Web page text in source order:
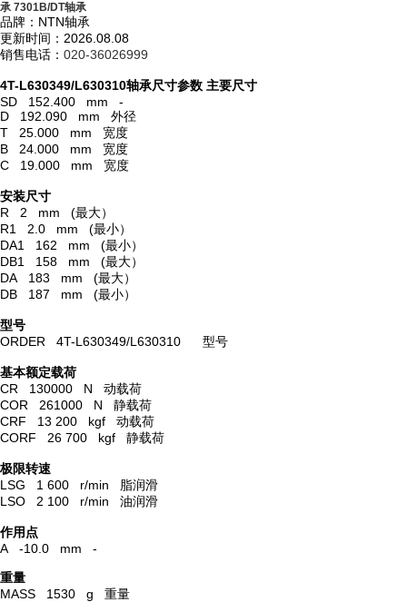
承 7301B/DT轴承
品牌：NTN轴承
更新时间：2026.08.08
销售电话： 020-36026999
4T-L630349/L630310轴承尺寸参数 主要尺寸
SD 152.400 mm -
D 192.090 mm 外径
T 25.000 mm 宽度
B 24.000 mm 宽度
C 19.000 mm 宽度
安装尺寸
R 2 mm (最大）
R1 2.0 mm (最小）
DA1 162 mm (最小）
DB1 158 mm (最大）
DA 183 mm (最大）
DB 187 mm (最小）
型号
ORDER 4T-L630349/L630310 型号
基本额定载荷
CR 130000 N 动载荷
COR 261000 N 静载荷
CRF 13 200 kgf 动载荷
CORF 26 700 kgf 静载荷
极限转速
LSG 1 600 r/min 脂润滑
LSO 2 100 r/min 油润滑
作用点
A -10.0 mm -
重量
MASS 1530 g 重量